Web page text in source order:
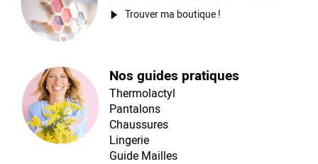
Trouver ma boutique !
Nos guides pratiques
Thermolactyl
Pantalons
Chaussures
Lingerie
Guide Mailles